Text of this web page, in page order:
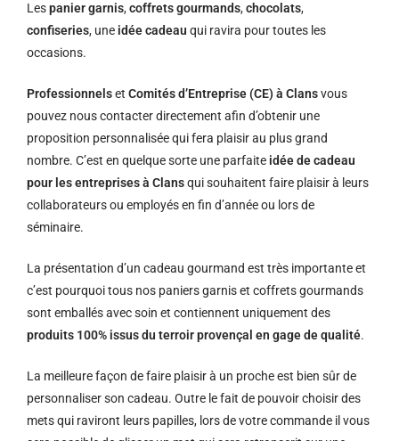
Lespanier garnis,coffrets gourmands,chocolats,
confiseries, une idée cadeau qui ravira pour toutes les
occasions.
Professionnelset Comités d’Entreprise (CE) à Clansvous
pouvez nous contacter directement afin d’obtenir une
proposition personnalisée qui fera plaisir au plus grand
nombre. C’est en quelque sorte une parfaite idée de cadeau
pour les entreprises à Clansqui souhaitent faire plaisir à leurs
collaborateurs ou employés en fin d’année ou lors de
séminaire.
La présentation d’un cadeau gourmand est très importante et
c’est pourquoi tous nos paniers garnis et coffrets gourmands
sont emballés avec soin et contiennent uniquement des
produits 100% issus du terroir provençal en gage de qualité.
La meilleure façon de faire plaisir à un proche est bien sûr de
personnaliser son cadeau. Outre le fait de pouvoir choisir des
mets qui raviront leurs papilles, lors de votre commande il vous